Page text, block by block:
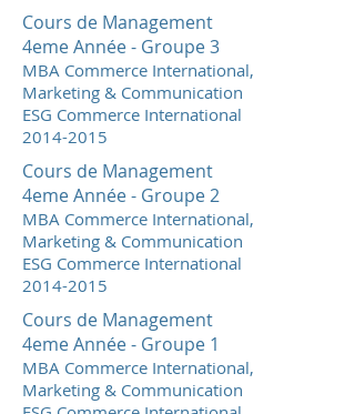
Cours de Management
4eme Année - Groupe 3
MBA Commerce International,
Marketing & Communication
ESG Commerce International
2014-2015
Cours de Management
4eme Année - Groupe 2
MBA Commerce International,
Marketing & Communication
ESG Commerce International
2014-2015
Cours de Management
4eme Année - Groupe 1
MBA Commerce International,
Marketing & Communication